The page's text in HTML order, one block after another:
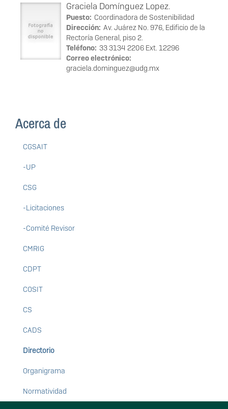
Graciela Domínguez Lopez.
Puesto: Coordinadora de Sostenibilidad
Dirección: Av. Juárez No. 976, Edificio de la
Rectoría General, piso 2.
Teléfono: 33 3134 2206 Ext. 12296
Correo electrónico:
graciela.dominguez@udg.mx
Acerca de
CGSAIT
-UP
CSG
-Licitaciones
-Comité Revisor
CMRIG
CDPT
COSIT
CS
CADS
Directorio
Organigrama
Normatividad